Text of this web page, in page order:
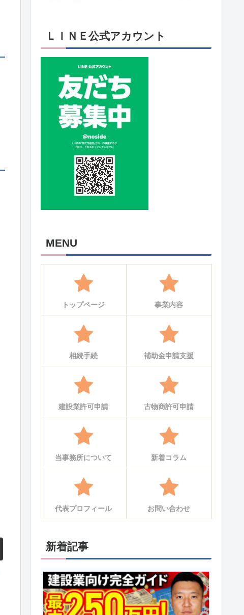
ＬＩＮＥ公式アカウント
MENU
トップページ 事業内容
相続手続 補助金申請支援
建設業許可申請 古物商許可申請
当事務所について 新着コラム
代表プロフィール お問い合わせ
新着記事